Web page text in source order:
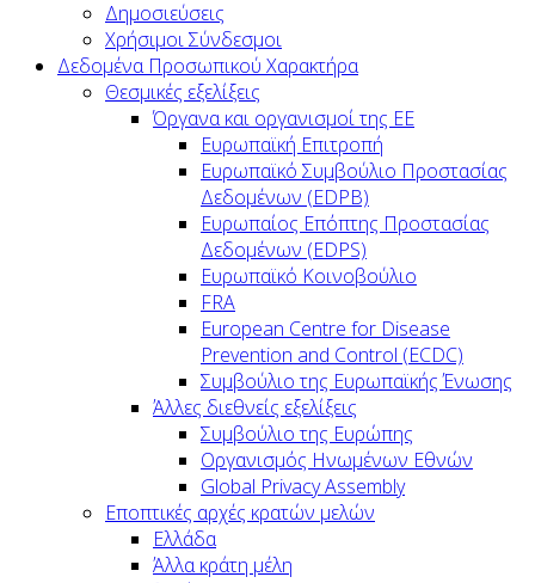
Δημοσιεύσεις
Χρήσιμοι Σύνδεσμοι
Δεδομένα Προσωπικού Χαρακτήρα
Θεσμικές εξελίξεις
Όργανα και οργανισμοί της ΕΕ
Ευρωπαϊκή Επιτροπή
Ευρωπαϊκό Συμβούλιο Προστασίας
Δεδομένων (EDPB)
Ευρωπαίος Επόπτης Προστασίας
Δεδομένων (EDPS)
Ευρωπαϊκό Κοινοβούλιο
FRA
European Centre for Disease
Prevention and Control (ECDC)
Συμβούλιο της Ευρωπαϊκής Ένωσης
Άλλες διεθνείς εξελίξεις
Συμβούλιο της Ευρώπης
Οργανισμός Ηνωμένων Εθνών
Global Privacy Assembly
Εποπτικές αρχές κρατών μελών
Ελλάδα
Άλλα κράτη μέλη